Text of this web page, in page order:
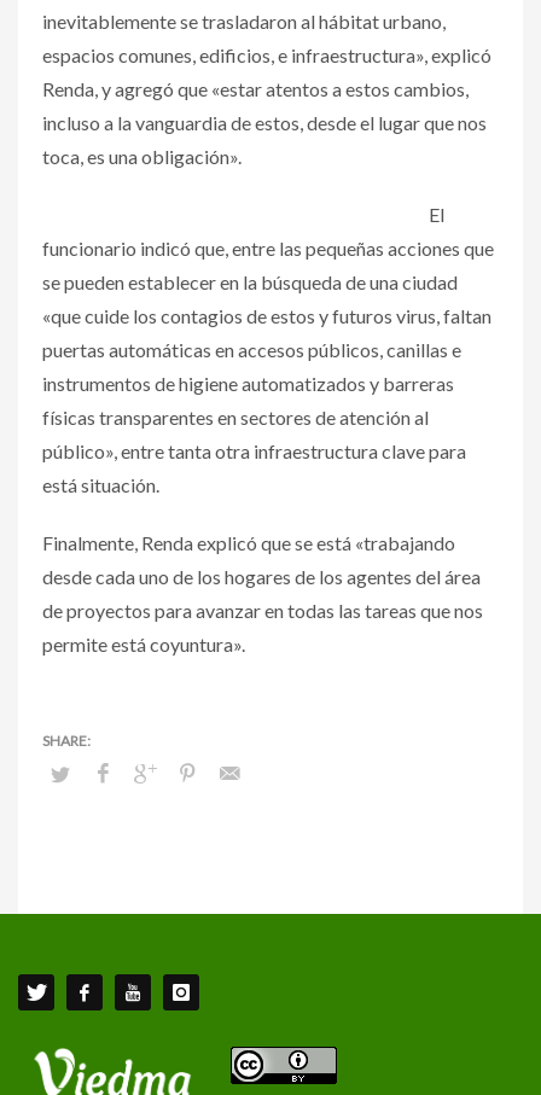
inevitablemente se trasladaron al hábitat urbano,
espacios comunes, edificios, e infraestructura», explicó
Renda, y agregó que «estar atentos a estos cambios,
incluso a la vanguardia de estos, desde el lugar que nos
toca, es una obligación».
El
funcionario indicó que, entre las pequeñas acciones que
se pueden establecer en la búsqueda de una ciudad
«que cuide los contagios de estos y futuros virus, faltan
puertas automáticas en accesos públicos, canillas e
instrumentos de higiene automatizados y barreras
físicas transparentes en sectores de atención al
público», entre tanta otra infraestructura clave para
está situación.
Finalmente, Renda explicó que se está «trabajando
desde cada uno de los hogares de los agentes del área
de proyectos para avanzar en todas las tareas que nos
permite está coyuntura».